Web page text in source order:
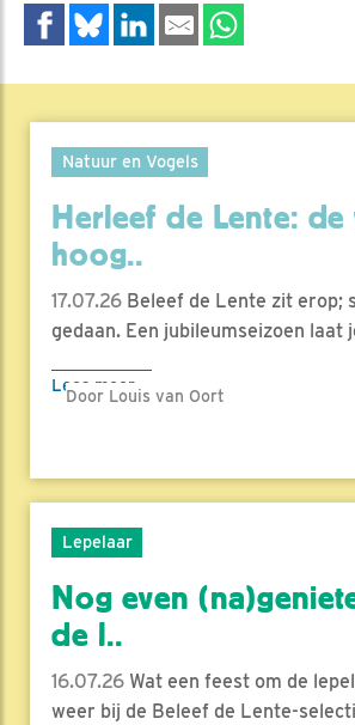
Natuur en Vogels
Herleef de Lente: de
hoog..
17.07.26 Beleef de Lente zit erop;
gedaan. Een jubileumseizoen laat
Lees meer
Door Louis van Oort
Lepelaar
Nog even
de l..
16.07.26 Wat een feest om de
weer bij de Beleef de Lente-